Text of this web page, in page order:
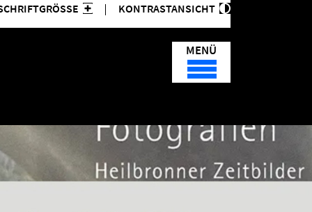
KONTRASTANSICHT
MENÜ